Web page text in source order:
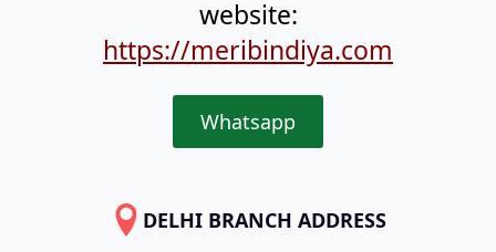
website:
https://meribindiya.com
Whatsapp
DELHI BRANCH ADDRESS